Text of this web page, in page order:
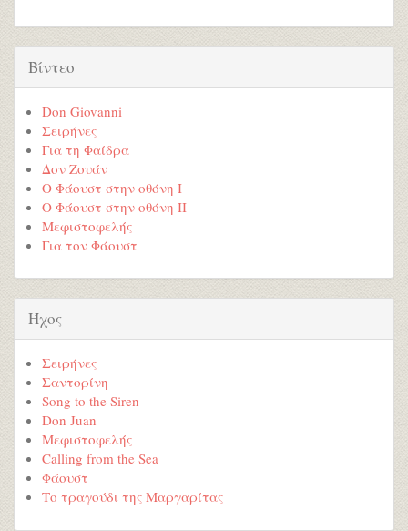
Βίντεο
Don Giovanni
Σειρήνες
Για τη Φαίδρα
Δον Ζουάν
Ο Φάουστ στην οθόνη Ι
Ο Φάουστ στην οθόνη ΙI
Μεφιστοφελής
Για τον Φάουστ
Ήχος
Σειρήνες
Σαντορίνη
Song to the Siren
Don Juan
Μεφιστοφελής
Calling from the Sea
Φάουστ
Το τραγούδι της Μαργαρίτας